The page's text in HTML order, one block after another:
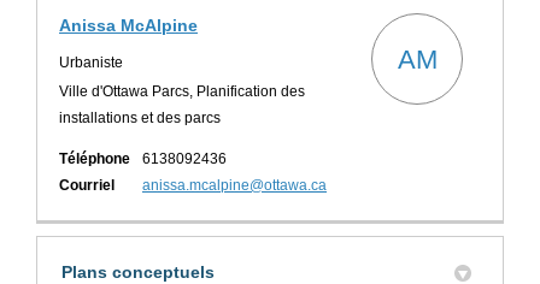
Anissa McAlpine
Urbaniste
Ville d'Ottawa Parcs, Planification des
installations et des parcs
AM
Téléphone
6138092436
Courriel
anissa.mcalpine@ottawa.ca
Plans conceptuels